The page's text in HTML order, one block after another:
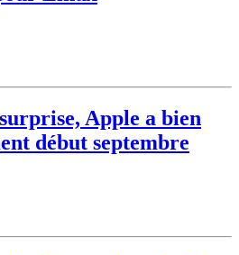
Apple a bien
début septembre